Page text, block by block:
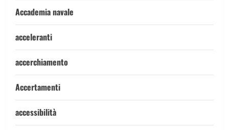
Accademia navale
acceleranti
accerchiamento
Accertamenti
accessibilità